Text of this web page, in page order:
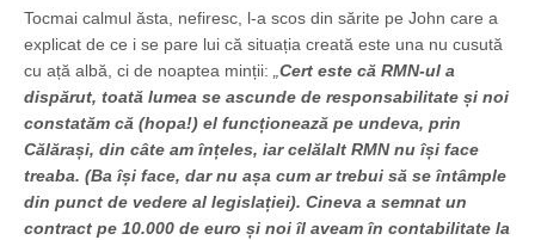
Tocmai calmul ăsta, nefiresc, l-a scos din sărite pe John care a
explicat de ce i se pare lui că situația creată este una nu cusută
cu ață albă, ci de noaptea minții:
Cert este că RMN-ul a
dispărut, toată lumea se ascunde de responsabilitate și noi
constatăm că (hopa!) el funcționează pe undeva, prin
Călărași, din câte am înțeles, iar celălalt RMN nu își face
treaba. (Ba își face, dar nu așa cum ar trebui să se întâmple
din punct de vedere al legislației). Cineva a semnat un
contract pe 10.000 de euro și noi îl aveam în contabilitate la